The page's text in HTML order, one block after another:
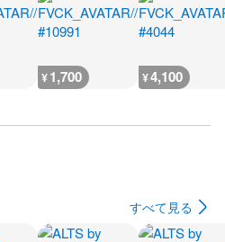
¥1,700 ¥4,100
すべて見る